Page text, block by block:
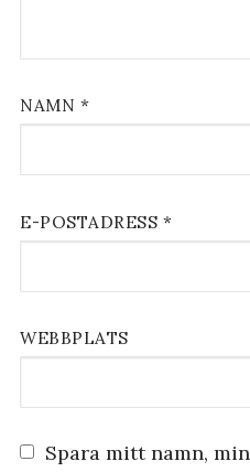
NAMN *
E-POSTADRESS *
WEBBPLATS
Spara mitt namn,